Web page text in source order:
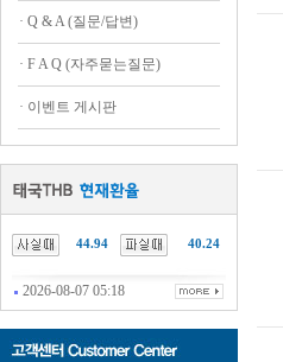
· Q & A (질문/답변)
· F A Q (자주묻는질문)
· 이벤트 게시판
44.94 40.24
2026-08-07 05:18